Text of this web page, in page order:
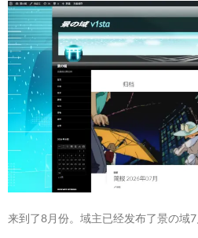
来到了8月份。域主已经发布了景の域7